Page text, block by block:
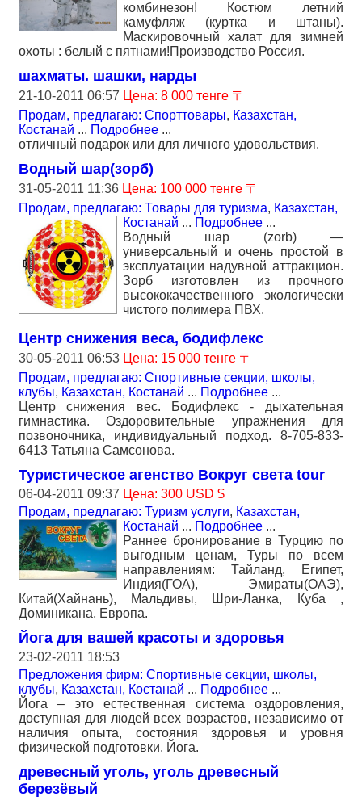
комбинезон! Костюм летний
камуфляж (куртка и штаны).
Маскировочный халат для зимней
охоты : белый с пятнами!Производство Россия.
шахматы. шашки, нарды
21-10-2011 06:57 Цена: 8 000 тенге 〒
Продам, предлагаю: Спорттовары, Казахстан,
Костанай ... Подробнее ...
отличный подарок или для личного удовольствия.
Водный шар(зорб)
31-05-2011 11:36 Цена: 100 000 тенге 〒
Продам, предлагаю: Товары для туризма, Казахстан,
Костанай ... Подробнее ...
Водный шар (zorb) —
универсальный и очень простой в
эксплуатации надувной аттракцион.
Зорб изготовлен из прочного
высококачественного экологически
чистого полимера ПВХ.
Центр снижения веса, бодифлекс
30-05-2011 06:53 Цена: 15 000 тенге 〒
Продам, предлагаю: Спортивные секции, школы,
клубы, Казахстан, Костанай ... Подробнее ...
Центр снижения вес. Бодифлекс - дыхательная
гимнастика. Оздоровительные упражнения для
позвоночника, индивидуальный подход. 8-705-833-
6413 Татьяна Самсонова.
Туристическое агенство Вокруг света tour
06-04-2011 09:37 Цена: 300 USD $
Продам, предлагаю: Туризм услуги, Казахстан,
Костанай ... Подробнее ...
Раннее бронирование в Турцию по
выгодным ценам, Туры по всем
направлениям: Тайланд, Египет,
Индия(ГОА), Эмираты(ОАЭ),
Китай(Хайнань), Мальдивы, Шри-Ланка, Куба ,
Доминикана, Европа.
Йога для вашей красоты и здоровья
23-02-2011 18:53
Предложения фирм: Спортивные секции, школы,
клубы, Казахстан, Костанай ... Подробнее ...
Йога – это естественная система оздоровления,
доступная для людей всех возрастов, независимо от
наличия опыта, состояния здоровья и уровня
физической подготовки. Йога.
древесный уголь, уголь древесный
березёвый